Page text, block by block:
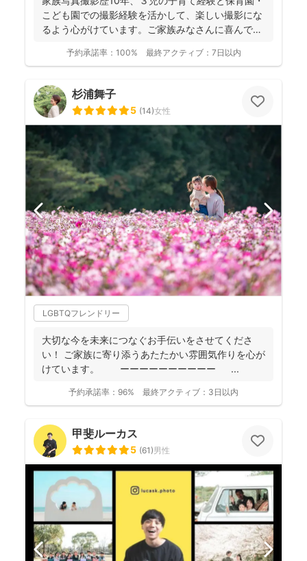
こども園での撮影経験を活かして、楽しい撮影にな
るよう心がけています。ご家族みなさんに喜んでい
予約承諾率： 100% 最終アクティブ： 7日以内
杉浦舞子
5 (14)女性
LGBTQフレンドリー
大切な今を未来につなぐお手伝いをさせてくださ
い！ ご家族に寄り添うあたたかい雰囲気作りを心が
けています。 ーーーーーーーーーー ...
予約承諾率： 96% 最終アクティブ： 3日以内
甲斐ルーカス
5 (61)男性